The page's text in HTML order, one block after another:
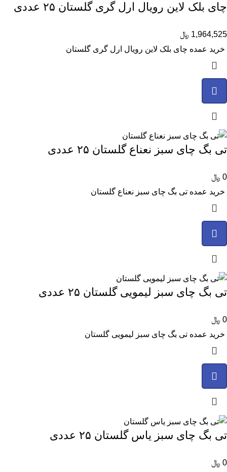
چای بلک لاین رویال ارل گری گلستان ۲۵ عددی
1,964,525 ﷼
خرید عمده چای بلک لاین رویال ارل گری گلستان
تی بگ چای سبز نعناع گلستان ۲۵ عددی
0 ﷼
خرید عمده تی بگ چای سبز نعناع گلستان
تی بگ چای سبز لیمویی گلستان ۲۵ عددی
0 ﷼
خرید عمده تی بگ چای سبز لیمویی گلستان
تی بگ چای سبز یاس گلستان ۲۵ عددی
0 ﷼